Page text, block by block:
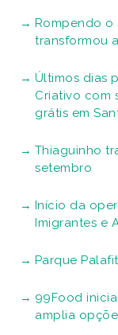
Rompendo o
transformou
Últimos dias
Criativo com
grátis em
Thiaguinho
setembro
Início da
Imigrantes e
Parque
99Food
amplia